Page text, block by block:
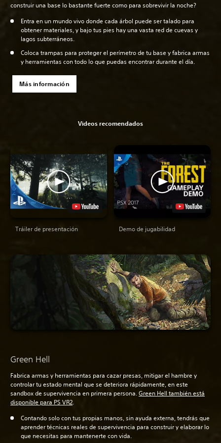
construir una base lo bastante fuerte como para sobrevivir la noche?
Entra en un mundo vivo donde cada árbol puede ser talado para
obtener materiales, y bajo tus pies hay una vasta red de cuevas y
lagos subterráneos.
Coloca trampas para proteger el perímetro de tu base y fabrica armas
y herramientas con todo lo que puedas encontrar durante el día.
Más información
Videos recomendados
Tráiler de presentación Demo de jugabilidad
Green Hell
Fabrica armas y herramientas para cazar presas, mitigar el hambre y
controlar tu estado mental que se deteriora rápidamente, en este
sandbox de supervivencia en primera persona.Green Hell también está
disponible para PS VR2.
Contando solo con tus propias manos, sin ayuda externa, tendrás que
aprender técnicas reales de supervivencia para construir y elaborar lo
que necesitas para mantenerte con vida.